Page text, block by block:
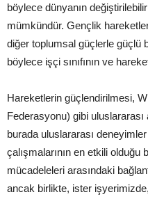
böylece dünyanın
mümkündür. Gençlik
diğer toplumsal güçlerle güçlü
böylece işçi sınıfının ve
Hareketlerin güçlendirilmesi,
Federasyonu) gibi uluslararası
burada uluslararası
çalışmalarının en etkili olduğu
mücadeleleri arasındaki
ancak birlikte, ister